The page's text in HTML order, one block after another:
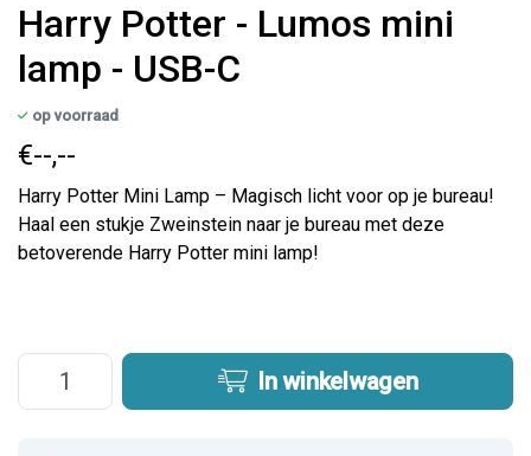
Harry Potter - Lumos mini
lamp - USB-C
op voorraad
€--,--
Harry Potter Mini Lamp – Magisch licht voor op je bureau!
Haal een stukje Zweinstein naar je bureau met deze
betoverende Harry Potter mini lamp!
In winkelwagen